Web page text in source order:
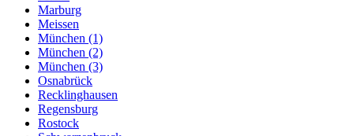
Marburg
Meissen
München (1)
München (2)
München (3)
Osnabrück
Recklinghausen
Regensburg
Rostock